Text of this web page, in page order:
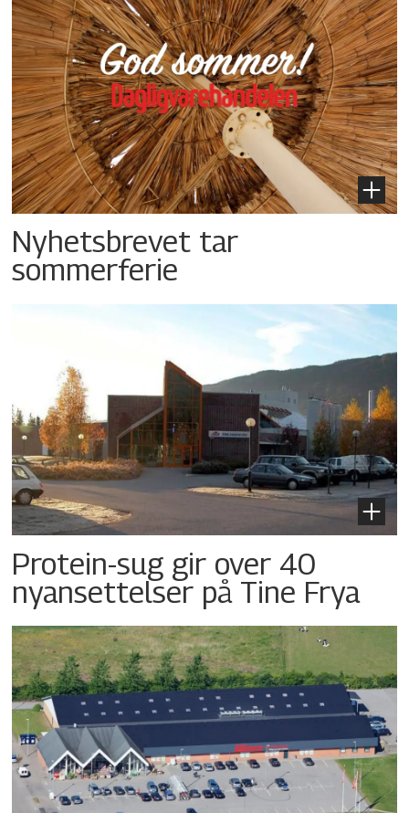
Nyhetsbrevet tar
sommerferie
Protein-sug gir over 40
nyansettelser på Tine Frya